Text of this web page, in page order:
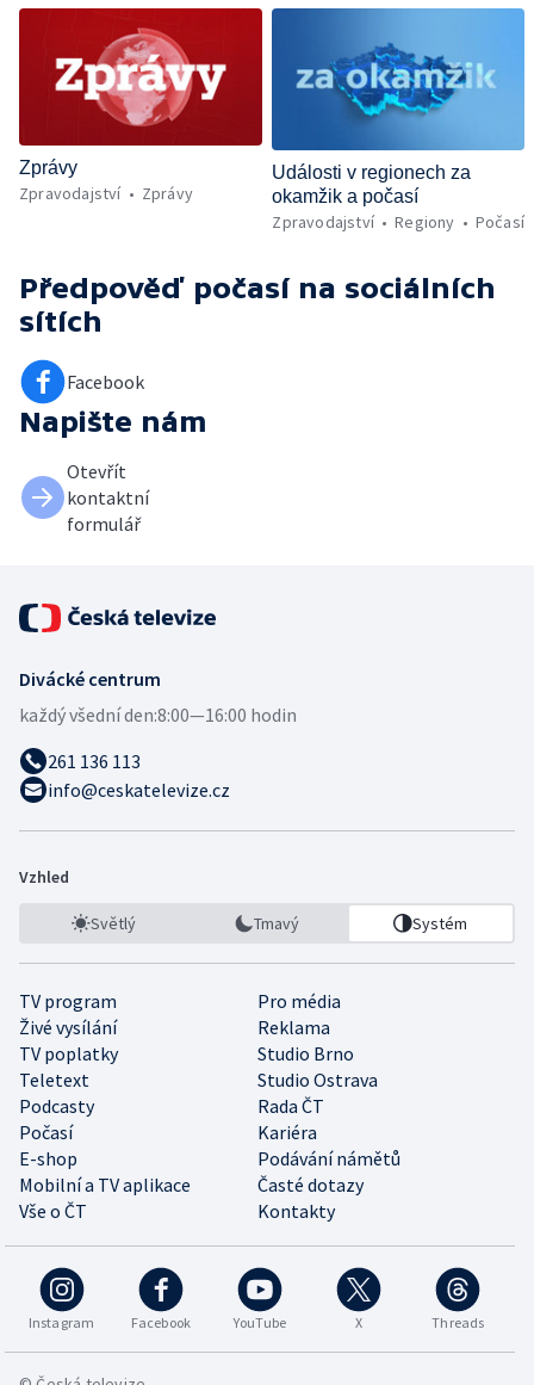
Zprávy
Zpravodajství Zprávy
Události v regionech za
okamžik a počasí
Zpravodajství Regiony Počasí
Předpověď počasí na sociálních
sítích
Facebook
Napište nám
Otevřít
kontaktní
formulář
Divácké centrum
každý všední den:8:00—16:00 hodin
261 136 113
info@ceskatelevize.cz
Vzhled
Světlý Tmavý Systém
TV program
Pro média
Živé vysílání
Reklama
TV poplatky
Studio Brno
Teletext
Studio Ostrava
Podcasty
Rada ČT
Počasí
Kariéra
E-shop
Podávání námětů
Mobilní a TV aplikace
Časté dotazy
Vše o ČT
Kontakty
Instagram Facebook YouTube X Threads